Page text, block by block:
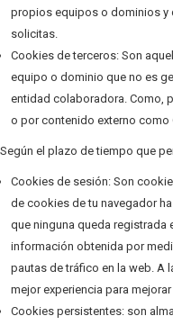
propios equipos o dominios y
solicitas.
Cookies de terceros: Son
equipo o dominio que no es
entidad colaboradora. Como,
o por contenido externo como
Según el plazo de tiempo que
Cookies de sesión: Son
de cookies de tu navegador
que ninguna queda registrada
información obtenida por
pautas de tráfico en la web. A
mejor experiencia para
Cookies persistentes: son